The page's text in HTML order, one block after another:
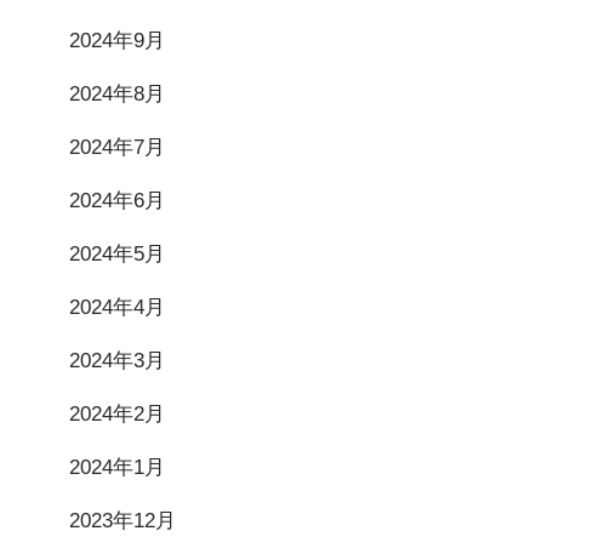
2024年9月
2024年8月
2024年7月
2024年6月
2024年5月
2024年4月
2024年3月
2024年2月
2024年1月
2023年12月